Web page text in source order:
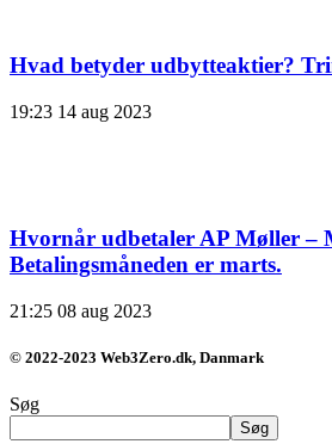
Hvad betyder udbytteaktier?
19:23 14 aug 2023
Hvornår udbetaler AP Møller –
Betalingsmåneden er marts.
21:25 08 aug 2023
© 2022-2023 Web3Zero.dk, Danmark
Søg
Søg